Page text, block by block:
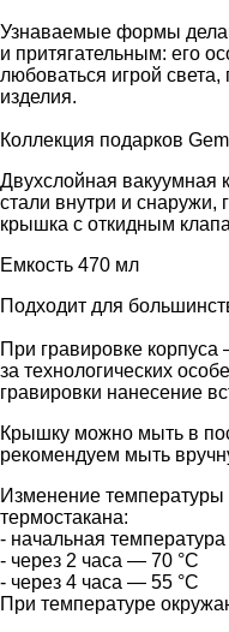
Узнаваемые формы
и притягательным: его
любоваться игрой
изделия.
Коллекция подарков
Двухслойная вакуумная
стали внутри и снаружи,
крышка с откидным
Емкость 470 мл
Подходит для
При гравировке
за технологических
гравировки нанесение
Крышку можно мыть в
рекомендуем мыть
Изменение температуры
термостакана:
- начальная
- через 2 часа — 70 °С
- через 4 часа — 55 °С
При температуре